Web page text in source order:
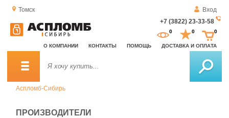
Томск
Вход
+7 (3822) 23-33-58
О КОМПАНИИ КОНТАКТЫ ПОМОЩЬ ДОСТАВКА И ОПЛАТА
0 0 0
Аспломб-Сибирь
ПРОИЗВОДИТЕЛИ